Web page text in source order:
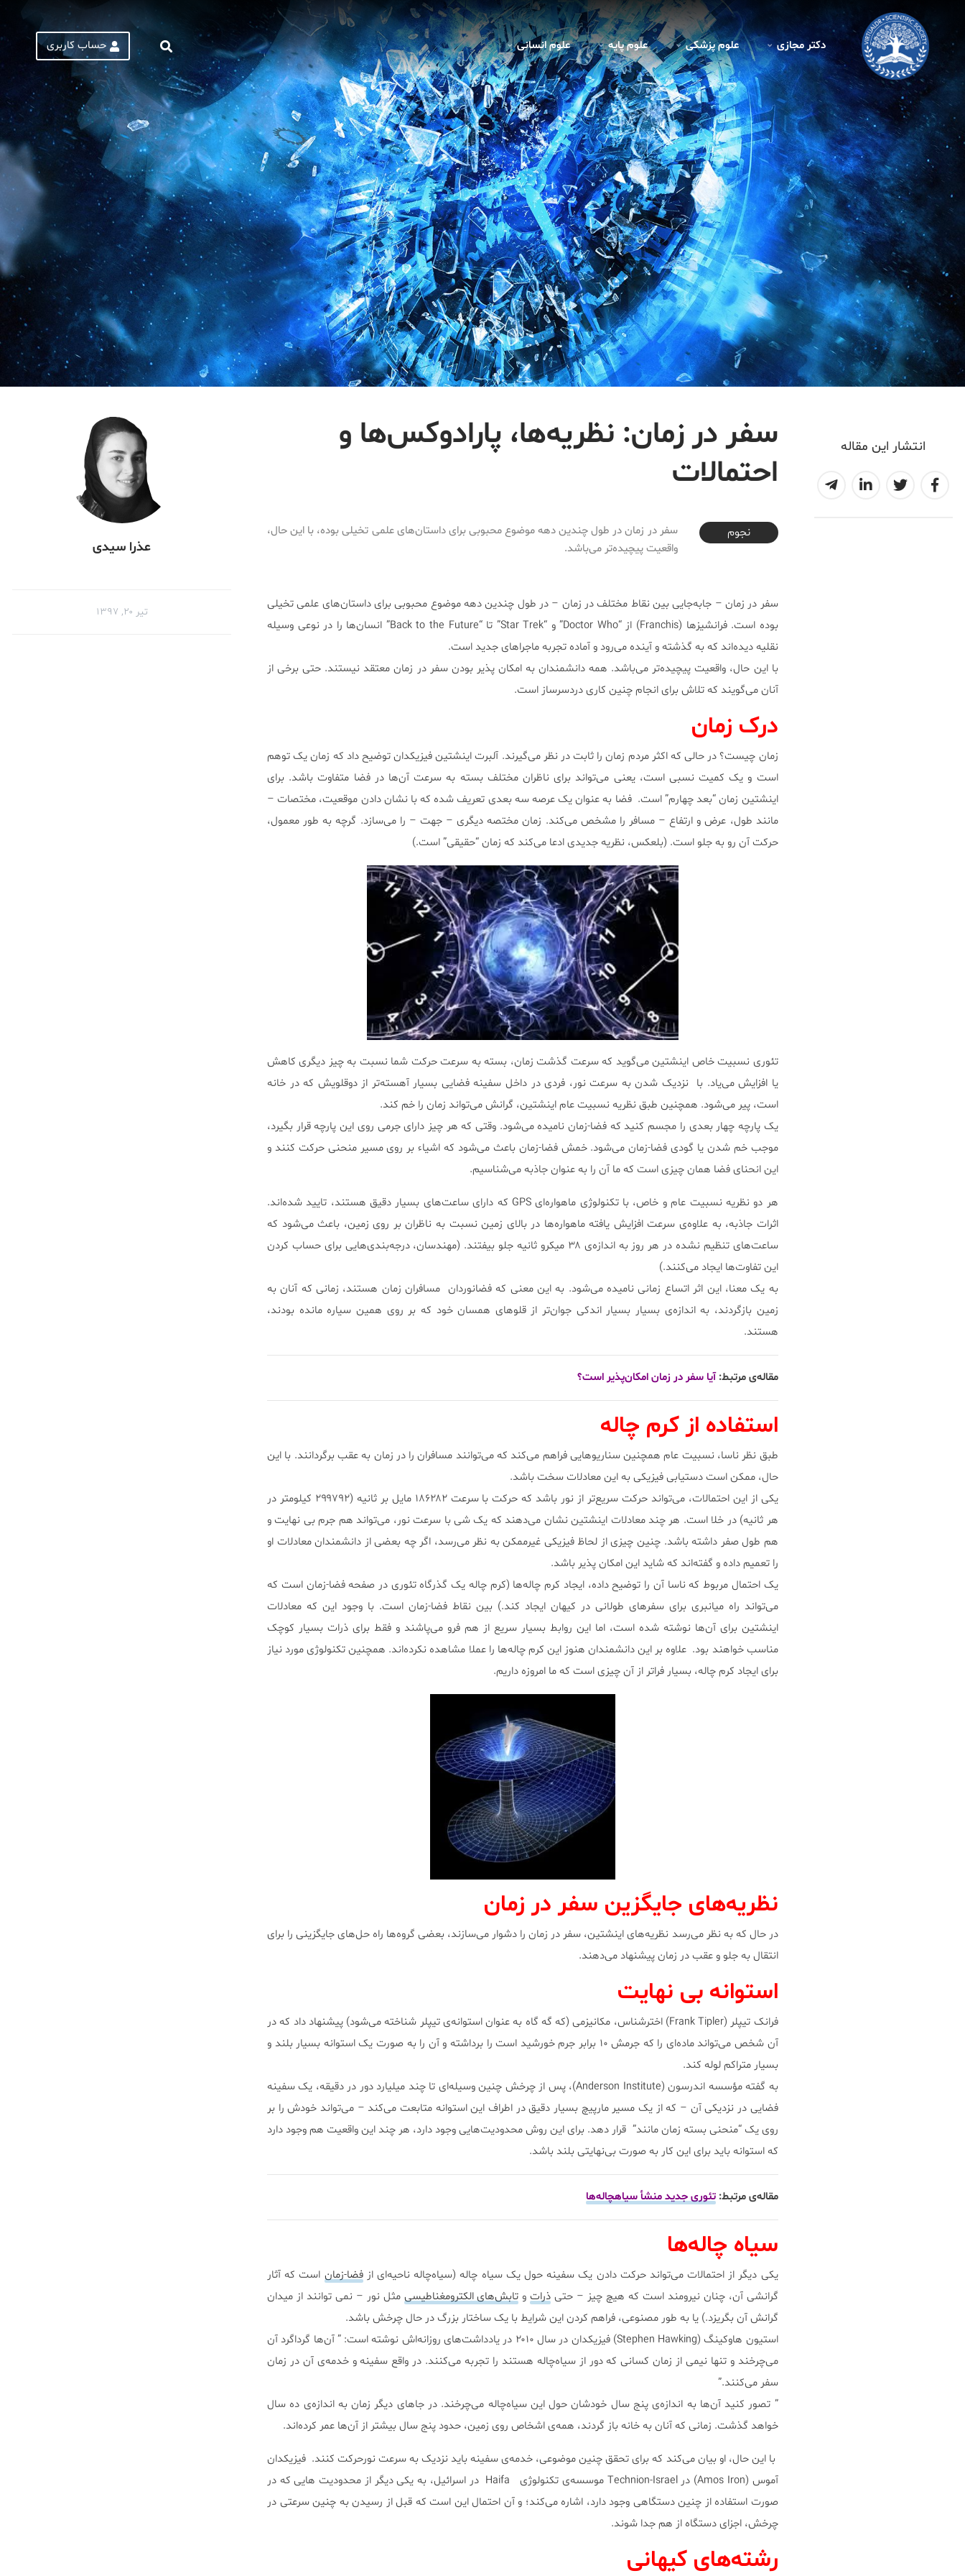
دکتر مجازی علوم پزشکی علوم پايه علوم انسانی حساب کاربری
انتشار این مقاله
سفر در زمان: نظریه‌ها، پارادوکس‌ها و
احتمالات
2018-07-11T16:23:18+04:30
نجوم
سفر در زمان در طول چندین دهه موضوع محبوبی برای داستان‌های علمی تخیلی بوده، با این حال،
واقعیت پیچیده‌تر می‌باشد.
سفر در زمان – جابه‌جایی بین نقاط مختلف در زمان – در طول چندین دهه موضوع محبوبی برای داستان‌های علمی تخیلی
بوده است. فرانشیزها (Franchis) از “Doctor Who” و “Star Trek” تا “Back to the Future” انسان‌ها را در نوعی وسیله
نقلیه دیده‌اند که به گذشته و آینده می‌رود و آماده تجربه ماجراهای جدید است.
با این حال، واقعیت پیچیده‌تر می‌باشد. همه دانشمندان به امکان پذیر بودن سفر در زمان معتقد نیستند. حتی برخی از
آنان می‌گویند که تلاش برای انجام چنین کاری دردسرساز است.
درک زمان
زمان چیست؟ در حالی که اکثر مردم زمان را ثابت در نظر می‌گیرند. آلبرت اینشتین فیزیکدان توضیح داد که زمان یک توهم
است و یک کمیت نسبی است، یعنی می‌تواند برای ناظران مختلف بسته به سرعت آن‌ها در فضا متفاوت باشد. برای
اینشتین زمان “بعد چهارم” است. فضا به عنوان یک عرصه سه بعدی تعریف شده که با نشان دادن موقعیت، مختصات –
مانند طول، عرض و ارتفاع – مسافر را مشخص می‌کند. زمان مختصه دیگری – جهت – را می‌سازد. گرچه به طور معمول،
حرکت آن رو به جلو است. (بلعکس، نظریه جدیدی ادعا می‌کند که زمان “حقیقی” است.)
تئوری نسبیت خاص اینشتین می‌گوید که سرعت گذشت زمان، بسته به سرعت حرکت شما نسبت به چیز دیگری کاهش
یا افزایش می‌یاد. با نزدیک شدن به سرعت نور، فردی در داخل سفینه فضایی بسیار آهسته‌تر از دوقلویش که در خانه
است، پیر می‌شود. همچنین طبق نظریه نسبیت عام اینشتین، گرانش می‌تواند زمان را خم کند.
یک پارچه‌ چهار بعدی را مجسم کنید که فضا-زمان نامیده می‌شود. وقتی که هر چیز دارای جرمی روی این پارچه قرار بگیرد،
موجب خم شدن یا گودی فضا-زمان می‌شود. خمش فضا-زمان باعث می‌شود که اشیاء بر روی مسیر منحنی حرکت کنند و
این انحنای فضا همان چیزی است که ما آن را به عنوان جاذبه می‌شناسیم.
هر دو نظریه نسبیت عام و خاص، با تکنولوژی ماهواره‌ای GPS که دارای ساعت‌های بسیار دقیق هستند، تایید شده‌اند.
اثرات جاذبه، به علاوه‌ی سرعت افزایش یافته ماهواره‌ها در بالای زمین نسبت به ناظران بر روی زمین، باعث می‌شود که
ساعت‌های تنظیم نشده در هر روز به اندازه‌ی ۳۸ میکرو ثانیه جلو بیفتند. (مهندسان، درجه‌بندی‌هایی برای حساب کردن
این تفاوت‌ها ایجاد می‌کنند.)
به یک معنا، این اثر اتساع زمانی نامیده می‌شود. به این معنی که فضانوردان مسافران زمان هستند، زمانی که آنان به
زمین باز‌گردند، به اندازه‌ی بسیار بسیار اندکی جوان‌تر از قلوها‌ی همسان خود که بر روی همین سیاره مانده بودند،
هستند.
مقاله‌ی مرتبط:آیا سفر در زمان امکان‌پذیر است؟
استفاده از کرم چاله
طبق نظر ناسا، نسبیت عام همچنین سناریوهایی فراهم می‌کند که می‌توانند مسافران را در زمان به عقب برگردانند. با این
حال، ممکن است دستیابی فیزیکی به این معادلات سخت باشد.
یکی از این احتمالات، می‌تواند حرکت سریع‌تر از نور باشد که حرکت با سرعت ۱۸۶۲۸۲ مایل بر ثانیه (۲۹۹۷۹۲ کیلومتر در
هر ثانیه) در خلا است. هر چند معادلات اینشتین نشان می‌دهند که یک شی با سرعت نور، می‌تواند هم جرم بی نهایت و
هم طول صفر داشته باشد. چنین چیزی از لحاظ فیزیکی غیرممکن به نظر می‌رسد، اگر چه بعضی از دانشمندان معادلات او
را تعمیم داده و گفته‌اند که شاید این امکان پذیر باشد.
یک احتمال مربوط که ناسا آن را توضیح داده، ایجاد کرم چاله‌ها (کرم چاله یک گذرگاه تئوری در صفحه فضا-زمان است که
می‌تواند راه میانبری برای سفرهای طولانی در کیهان ایجاد کند.) بین نقاط فضا-زمان است. با وجود این که معادلات
اینشتین برای آن‌ها نوشته شده است، اما این روابط بسیار سریع از هم فرو می‌پاشند و فقط برای ذرات بسیار کوچک
مناسب خواهند بود. علاوه بر این دانشمندان هنوز این کرم چاله‌ها را عملا مشاهده نکرده‌اند. همچنین تکنولوژی مورد نیاز
برای ایجاد کرم چاله، بسیار فراتر از آن چیزی است که ما امروزه داریم.
نظریه‌های جایگزین سفر در زمان
در حال که به نظر می‌رسد نظریه‌های اینشتین، سفر در زمان را دشوار می‌سازند، بعضی گروه‌ها راه حل‌های جایگزینی را برای
انتقال به جلو و عقب در زمان پیشنهاد می‌دهند.
استوانه‌ بی نهایت
فرانک تیپلر (Frank Tipler) اخترشناس، مکانیزمی (که گه گاه به عنوان استوانه‌ی تیپلر شناخته می‌شود) پیشنهاد داد که در
آن شخص می‌تواند ماده‌ای را که جرمش ۱۰ برابر جرم خورشید است را برداشته و آن را به صورت یک استوانه بسیار بلند و
بسیار متراکم لوله کند.
به گفته مؤسسه اندرسون (Anderson Institute)، پس از چرخش چنین وسیله‌ای تا چند میلیارد دور در دقیقه، یک سفینه
فضایی در نزدیکی آن – که از یک مسیر مارپیچ بسیار دقیق در اطراف این استوانه متابعت می‌کند – می‌تواند خودش را بر
روی یک “منحنی بسته زمان مانند” قرار دهد. برای این روش محدودیت‌هایی وجود دارد، هر چند این واقعیت هم وجود دارد
که استوانه باید برای این کار به صورت بی‌نهایتی بلند باشد.
مقاله‌ی مرتبط: تئوری جدید منشأ سیاهچاله‌ها
سیاه چاله‌ها
یکی دیگر از احتمالات می‌تواند حرکت دادن یک سفینه حول یک سیاه‌ چاله (سیاه‌چاله ناحیه‌ای ازفضا-زمان است که آثار
گرانشی آن، چنان نیرومند است که هیچ چیز – حتی ذراتو تابش‌های الکترومغناطیسی مثل نور – نمی توانند از میدان
گرانش آن بگریزد.) یا به طور مصنوعی، فراهم کردن این شرایط با یک ساختار بزرگ در حال چرخش باشد.
استیون هاوکینگ (Stephen Hawking) فیزیکدان در سال ۲۰۱۰ در یادداشت‌های روزانه‌اش نوشته است: ” آن‌ها گرداگرد آن
می‌چرخند و تنها نیمی از زمان کسانی که دور از سیاه‌چاله هستند را تجربه می‌کنند. در واقع سفینه و خدمه‌ی آن در زمان
سفر می‌کنند.”
” تصور کنید آن‌ها به اندازه‌ی پنج سال خودشان حول این سیاه‌چاله می‌چرخند. در جاهای دیگر زمان به اندازه‌ی ده سال
خواهد گذشت. زمانی که آنان به خانه باز گردند، همه‌ی اشخاص روی زمین، حدود پنج سال بیشتر از آن‌ها عمر کرده‌اند.
با این حال، او بیان می‌کند که برای تحقق چنین موضوعی، خدمه‌ی سفینه باید نزدیک به سرعت نورحرکت کنند. فیزیکدان
آموس (Amos Iron) در Technion-Israel موسسه‌ی تکنولوژی Haifa در اسرائیل، به یکی دیگر از محدودیت هایی که در
صورت استفاده از چنین دستگاهی وجود دارد، اشاره می‌کند؛ و آن احتمال این است که قبل از رسیدن به چنین سرعتی در
چرخش، اجزای دستگاه از هم جدا شوند.
رشته‌های کیهانی
عذرا سیدی
تیر ۲۰, ۱۳۹۷